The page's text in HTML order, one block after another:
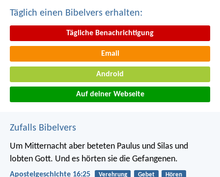
Täglich einen Bibelvers erhalten:
Tägliche Benachrichtigung
Email
Android
Auf deiner Webseite
Zufalls Bibelvers
Um Mitternacht aber beteten Paulus und Silas und
lobten Gott. Und es hörten sie die Gefangenen.
Apostelgeschichte 16:25 Verehrung Gebet Hören